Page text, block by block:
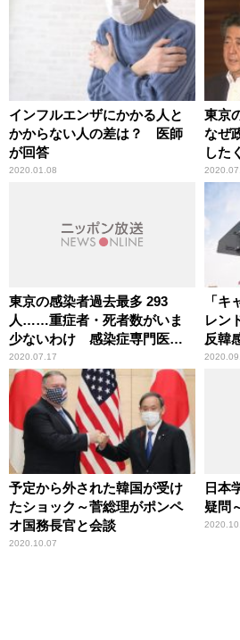
インフルエンザにかかる人と
かからない人の差は？ 医師
が回答
2020.01.08
東京
なぜ
した
持論
東京の感染者過去最多 293
人……重症者・死者数がいま
少ないわけ 感染症専門医が
分析
2020.07.17
「キ
レン
反韓
予定から外された韓国が受け
たショック～菅総理がポンペ
オ国務長官と会談
2020.10.07
日本
疑問